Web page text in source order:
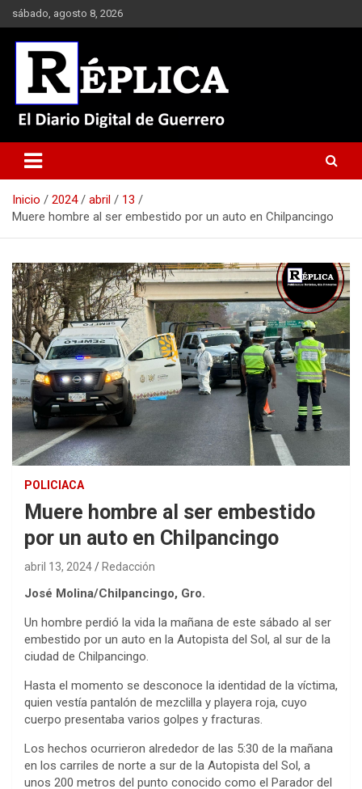
Saltar
al
contenido
sábado, agosto 8, 2026
Réplica
Inicio 2024 abril
13
Muere hombre al ser embestido por un auto en Chilpancingo
POLICIACA
Muere hombre al ser embestido
por un auto en Chilpancingo
abril 13, 2024 Redacción
José Molina/Chilpancingo, Gro.
Un hombre perdió la vida la mañana de este sábado al ser
embestido por un auto en la Autopista del Sol, al sur de la
ciudad de Chilpancingo.
Hasta el momento se desconoce la identidad de la víctima,
quien vestía pantalón de mezclilla y playera roja, cuyo
cuerpo presentaba varios golpes y fracturas.
Los hechos ocurrieron alrededor de las 5:30 de la mañana
en los carriles de norte a sur de la Autopista del Sol, a
unos 200 metros del punto conocido como el Parador del